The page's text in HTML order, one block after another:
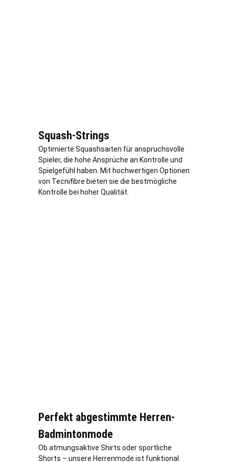
Squash-Strings
Optimierte Squashsaiten für anspruchsvolle
Spieler, die hohe Ansprüche an Kontrolle und
Spielgefühl haben. Mit hochwertigen Optionen
von Tecnifibre bieten sie die bestmögliche
Kontrolle bei hoher Qualität.
Perfekt abgestimmte Herren-
Badmintonmode
Ob atmungsaktive Shirts oder sportliche
Shorts – unsere Herrenmode ist funktional